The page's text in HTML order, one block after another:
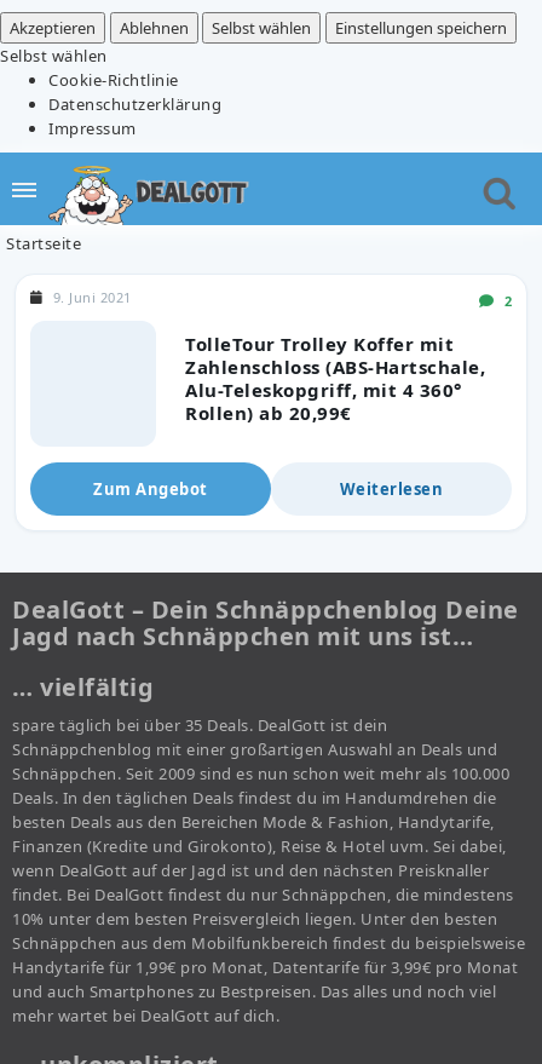
Akzeptieren
Ablehnen Selbst wählen
Einstellungen speichern
Selbst wählen
Cookie-Richtlinie
Datenschutzerklärung
Impressum
Startseite
TolleTour Trolley Koffer mit
Zahlenschloss (ABS-Hartschale,
Alu-Teleskopgriff, mit 4 360°
Rollen) ab 20,99€
9. Juni 2021 2
Zum Angebot Weiterlesen
DealGott – Dein Schnäppchenblog Deine
Jagd nach Schnäppchen mit uns ist…
… vielfältig
spare täglich bei über 35 Deals. DealGott ist dein
Schnäppchenblog mit einer großartigen Auswahl an Deals und
Schnäppchen. Seit 2009 sind es nun schon weit mehr als 100.000
Deals. In den täglichen Deals findest du im Handumdrehen die
besten Deals aus den Bereichen Mode & Fashion, Handytarife,
Finanzen (Kredite und Girokonto), Reise & Hotel uvm. Sei dabei,
wenn DealGott auf der Jagd ist und den nächsten Preisknaller
findet. Bei DealGott findest du nur Schnäppchen, die mindestens
10% unter dem besten Preisvergleich liegen. Unter den besten
Schnäppchen aus dem Mobilfunkbereich findest du beispielsweise
Handytarife für 1,99€ pro Monat, Datentarife für 3,99€ pro Monat
und auch Smartphones zu Bestpreisen. Das alles und noch viel
mehr wartet bei DealGott auf dich.